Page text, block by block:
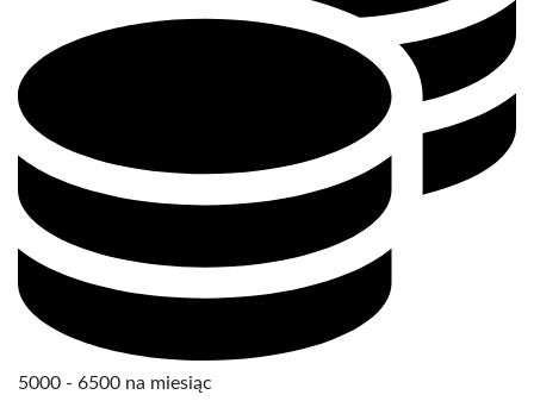
5000 - 6500 na miesiąc